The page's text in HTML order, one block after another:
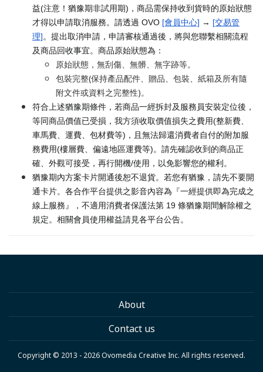
益(注意！猶豫期非試用期)，商品需保持收到貨時的原始狀態
才得以申請取消服務。請透過 OVO [會員中心] → [交易管
理]。提出取消申請，申請審核通過後，將與您聯繫相關流程
及商品回收事宜。商品原始狀態為：
原始狀態，無刮傷、無髒、無字跡等。
包裝完整(保持產品配件、贈品、包裝、紙箱及所有隨
附文件或資料之完整性)。
符合上述猶豫期條件，若商品一經拆封及服務員安裝定位後，
等同商品價值已受損，我方須收取價值損失之費用(整新費、
車馬費、運費、包材費等)，且無法歸還消費者自付的附加服
務費用(樓層費、偏遠地區運費等)。請先確認收到的商品正
確、外觀可接受，再行開機/使用，以免影響您的權利。
猶豫期內方案卡片開通後恕不退貨。若您有猶豫，請先不要開
通卡片。各合作平台提供之影音內容為『一經提供即為完成之
線上服務』，不適用消費者保護法第 19 條猶豫期間解除權之
規定。相關會員使用權益請見各平台公告。
About
Contact us
Copyright © 2013 - 2026 Ovomedia Creative Inc. All rights reserved.